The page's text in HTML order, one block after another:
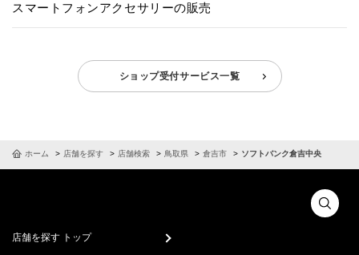
スマートフォンアクセサリーの販売
ショップ受付サービス一覧
ホーム 店舗を探す 店舗検索 鳥取県 倉吉市 ソフトバンク倉吉中央
店舗を探す トップ